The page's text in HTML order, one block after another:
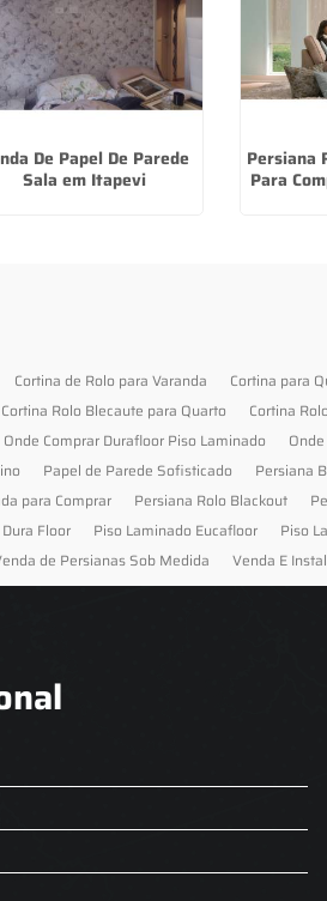
De Papel De Parede
Sala em Itapevi
Persiana
Para
Cortina de Rolo para Varanda
Cortina para
Cortina Rolo Blecaute para Quarto Cortina
Onde Comprar Durafloor Piso Laminado
Papel de Parede Sofisticado Persiana
para Comprar Persiana Rolo Blackout
Floor Piso Laminado Eucafloor Piso
de Persianas Sob Medida Venda E